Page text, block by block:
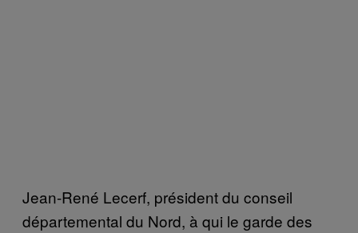
Jean-René Lecerf, président du conseil
départemental du Nord, à qui le garde des